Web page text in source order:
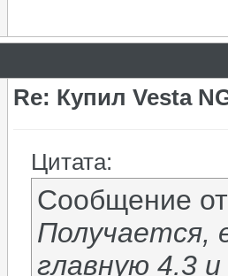
Re: Купил Vesta
Цитата:
Сообщение
Получается,
главную 4.3